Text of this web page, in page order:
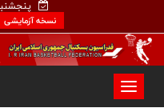
نسخه آزمایشی